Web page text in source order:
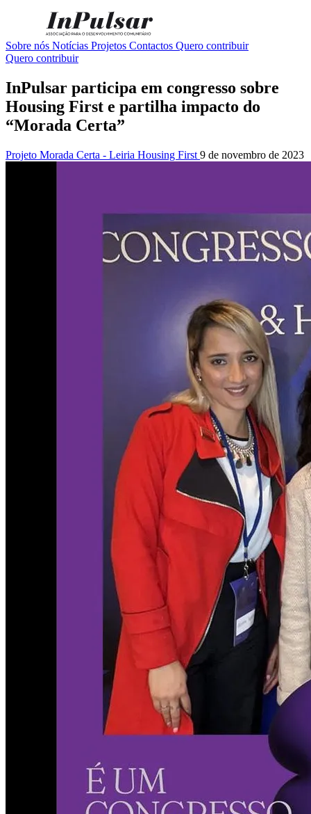
Sobre nós Notícias Projetos Contactos Quero contribuir
Quero contribuir
InPulsar participa em congresso sobre
Housing First e partilha impacto do
“Morada Certa”
Projeto Morada Certa - Leiria Housing First 9 de novembro de 2023